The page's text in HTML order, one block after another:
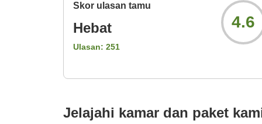
Skor ulasan tamu
Hebat
Ulasan: 251
4.6
Jelajahi kamar dan paket